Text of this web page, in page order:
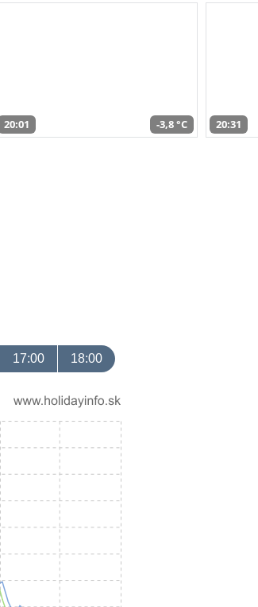
20:01 -3,8 °C 20:31
17:00 18:00